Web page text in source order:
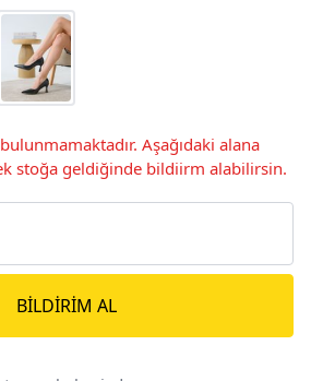
Aşağıdaki alana
stoğa geldiğinde bildiirm alabilirsin.
BILDIRIM AL